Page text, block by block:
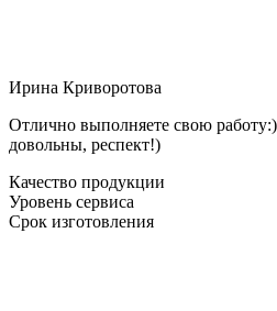
Ирина Криворотова
Отлично выполняете свою работу:)
довольны, респект!)
Качество продукции
Уровень сервиса
Срок изготовления